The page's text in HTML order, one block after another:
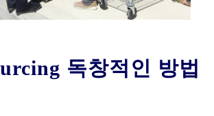
독창적인 방법